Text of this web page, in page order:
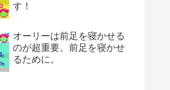
す！
オーリーは前足を寝かせる
のが超重要。前足を寝かせ
るために。